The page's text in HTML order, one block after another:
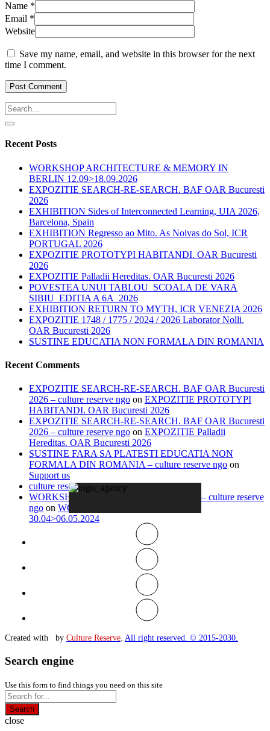
Name *
Email *
Website
Save my name, email, and website in this browser for the next
time I comment.
Recent Posts
WORKSHOP ARCHITECTURE & MEMORY IN
BERLIN 12.09>18.09.2026
EXPOZITIE SEARCH-RE-SEARCH. BAF OAR Bucuresti
2026
EXHIBITION Sides of Interconnected Learning, UIA 2026,
Barcelona, Spain
EXHIBITION Regresso ao Mito. As Noivas do Sol, ICR
PORTUGAL 2026
EXPOZITIE PROTOTYPI HABITANDI. OAR Bucuresti
2026
EXPOZITIE Palladii Hereditas. OAR Bucuresti 2026
POVESTEA UNUI TABLOU_SCOALA DE VARA
SIBIU_EDITIA A 6A_2026
EXHIBITION RETURN TO MYTH, ICR VENEZIA 2026
EXPOZITIE 1748 / 1775 / 2024 / 2026 Laborator Nolli.
OAR Bucuresti 2026
SUSTINE EDUCATIA NON FORMALA DIN ROMANIA
Recent Comments
EXPOZITIE SEARCH-RE-SEARCH. BAF OAR Bucuresti
2026 – culture reserve ngo on EXPOZITIE PROTOTYPI
HABITANDI. OAR Bucuresti 2026
EXPOZITIE SEARCH-RE-SEARCH. BAF OAR Bucuresti
2026 – culture reserve ngo on EXPOZITIE Palladii
Hereditas. OAR Bucuresti 2026
SUSTINE FARA SA PLATESTI EDUCATIA NON
FORMALA DIN ROMANIA – culture reserve ngo on
Support us
culture reserve ngoonTimeline
WORKSHOP IN ITALY 13.04>20.04.2026 – culture reserve
ngo on WORKSHOP IN-VISIBLE ROME
30.04>06.05.2024
Created with by Culture Reserve. All right reserved. © 2015-2030.
Search engine
Use this form to find things you need on this site
Search
close